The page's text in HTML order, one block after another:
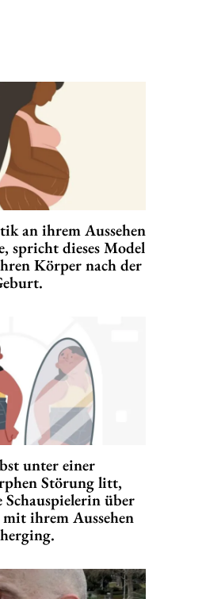
an ihrem Aussehen
spricht dieses Model
Körper nach der
unter einer
Störung litt,
über
ihrem Aussehen